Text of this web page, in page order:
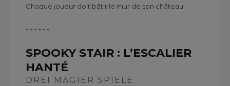
Chaque joueur doit bâtir le mur de son château.
------
SPOOKY STAIR : L’ESCALIER
HANTÉ
DREI MAGIER SPIELE